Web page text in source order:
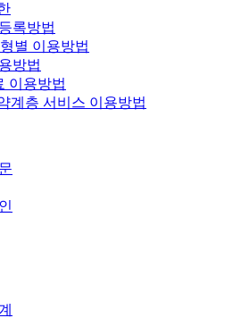
록방법
별 이용방법
방법
이용방법
계층 서비스 이용방법